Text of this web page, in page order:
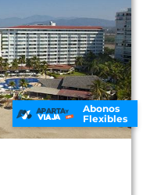
Abonos
Flexibles